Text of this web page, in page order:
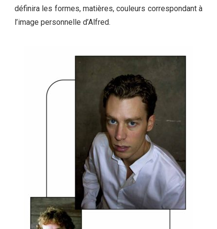
définira les formes, matières, couleurs correspondant à
l’image personnelle d’Alfred.